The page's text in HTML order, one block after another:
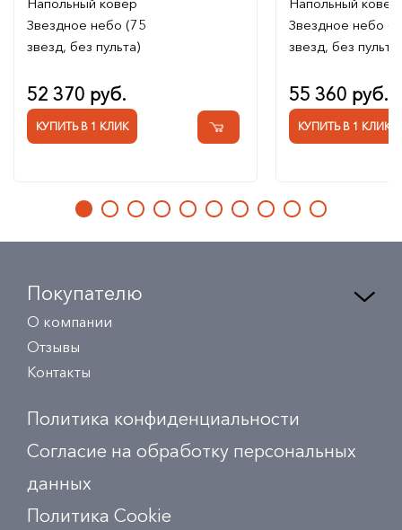
Звездное небо (75
звезд, без пульта)
52 370 руб.
КУПИТЬ В 1 КЛИК
Звездное небо
звезд, без пульта)
55 360 руб.
КУПИТЬ В 1 КЛИК
Покупателю
О компании
Отзывы
Контакты
Политика конфиденциальности
Согласие на обработку персональных
данных
Политика Сookie